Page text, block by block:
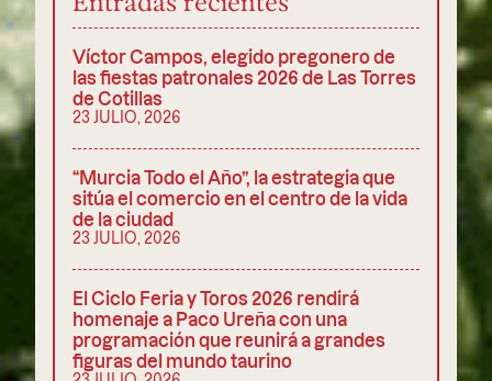
Víctor Campos, elegido pregonero de
las fiestas patronales 2026 de Las Torres
de Cotillas
23 JULIO, 2026
“Murcia Todo el Año”, la estrategia que
sitúa el comercio en el centro de la vida
de la ciudad
23 JULIO, 2026
El Ciclo Feria y Toros 2026 rendirá
homenaje a Paco Ureña con una
programación que reunirá a grandes
figuras del mundo taurino